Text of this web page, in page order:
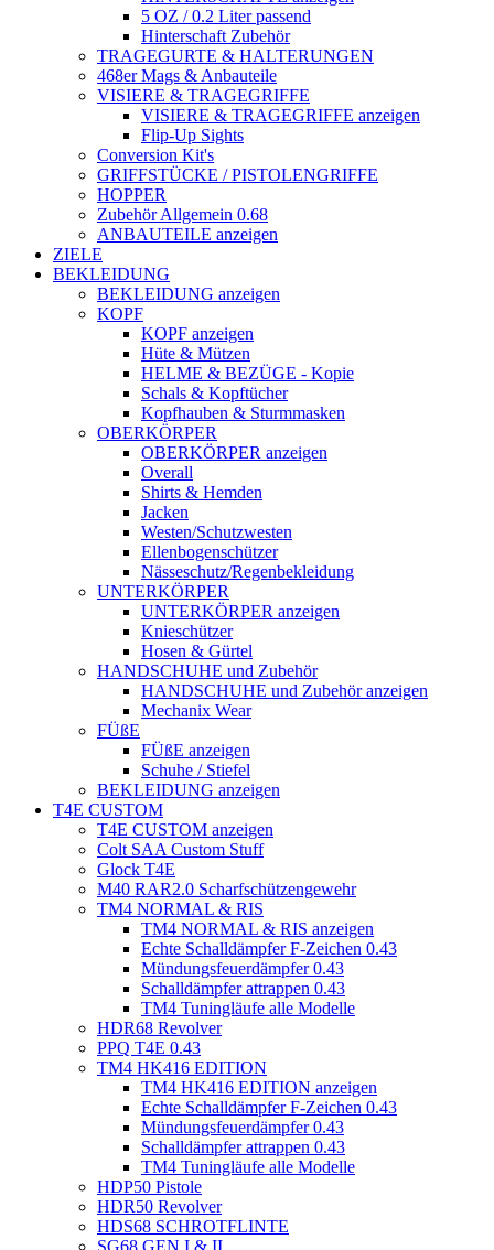
5 OZ / 0.2 Liter passend
Hinterschaft Zubehör
TRAGEGURTE & HALTERUNGEN
468er Mags & Anbauteile
VISIERE & TRAGEGRIFFE
VISIERE & TRAGEGRIFFE anzeigen
Flip-Up Sights
Conversion Kit's
GRIFFSTÜCKE / PISTOLENGRIFFE
HOPPER
Zubehör Allgemein 0.68
ANBAUTEILE anzeigen
ZIELE
BEKLEIDUNG
BEKLEIDUNG anzeigen
KOPF
KOPF anzeigen
Hüte & Mützen
HELME & BEZÜGE - Kopie
Schals & Kopftücher
Kopfhauben & Sturmmasken
OBERKÖRPER
OBERKÖRPER anzeigen
Overall
Shirts & Hemden
Jacken
Westen/Schutzwesten
Ellenbogenschützer
Nässeschutz/Regenbekleidung
UNTERKÖRPER
UNTERKÖRPER anzeigen
Knieschützer
Hosen & Gürtel
HANDSCHUHE und Zubehör
HANDSCHUHE und Zubehör anzeigen
Mechanix Wear
FÜßE
FÜßE anzeigen
Schuhe / Stiefel
BEKLEIDUNG anzeigen
T4E CUSTOM
T4E CUSTOM anzeigen
Colt SAA Custom Stuff
Glock T4E
M40 RAR2.0 Scharfschützengewehr
TM4 NORMAL & RIS
TM4 NORMAL & RIS anzeigen
Echte Schalldämpfer F-Zeichen 0.43
Mündungsfeuerdämpfer 0.43
Schalldämpfer attrappen 0.43
TM4 Tuningläufe alle Modelle
HDR68 Revolver
PPQ T4E 0.43
TM4 HK416 EDITION
TM4 HK416 EDITION anzeigen
Echte Schalldämpfer F-Zeichen 0.43
Mündungsfeuerdämpfer 0.43
Schalldämpfer attrappen 0.43
TM4 Tuningläufe alle Modelle
HDP50 Pistole
HDR50 Revolver
HDS68 SCHROTFLINTE
SG68 GEN I & II